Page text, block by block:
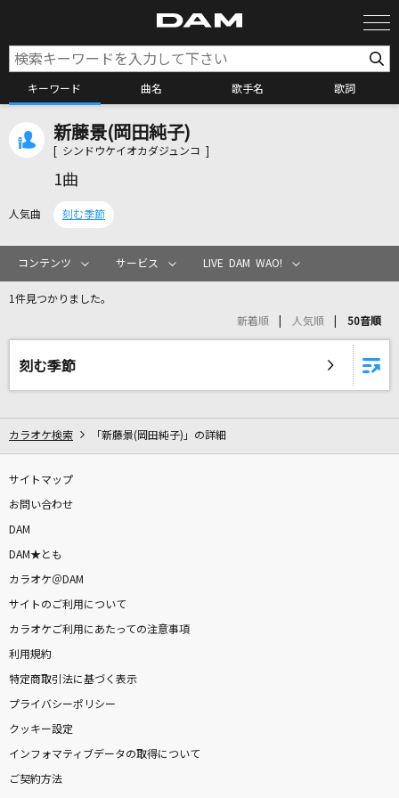
キーワード 曲名 歌手名 歌詞
カラオケ検索
カラオケリクエスト
中森明菜
Xeno
[生音]ブルーバード
いきものがかり
[生音]冬がはじまるよ
槇原敬之(Makihara)
花に雨を、君に歌を
新藤景(岡田純子)
[ シンドウケイオカダジュンコ ]
1曲
人気曲 刻む季節
コンテンツ サービス LIVE DAM WAO!
1件見つかりました。
新着順 人気順 50音順
刻む季節
カラオケ検索 「新藤景(岡田純子)」の詳細
サイトマップ
お問い合わせ
DAM
DAM★とも
カラオケ＠DAM
サイトのご利用について
カラオケご利用にあたっての注意事項
利用規約
特定商取引法に基づく表示
プライバシーポリシー
クッキー設定
インフォマティブデータの取得について
ご契約方法